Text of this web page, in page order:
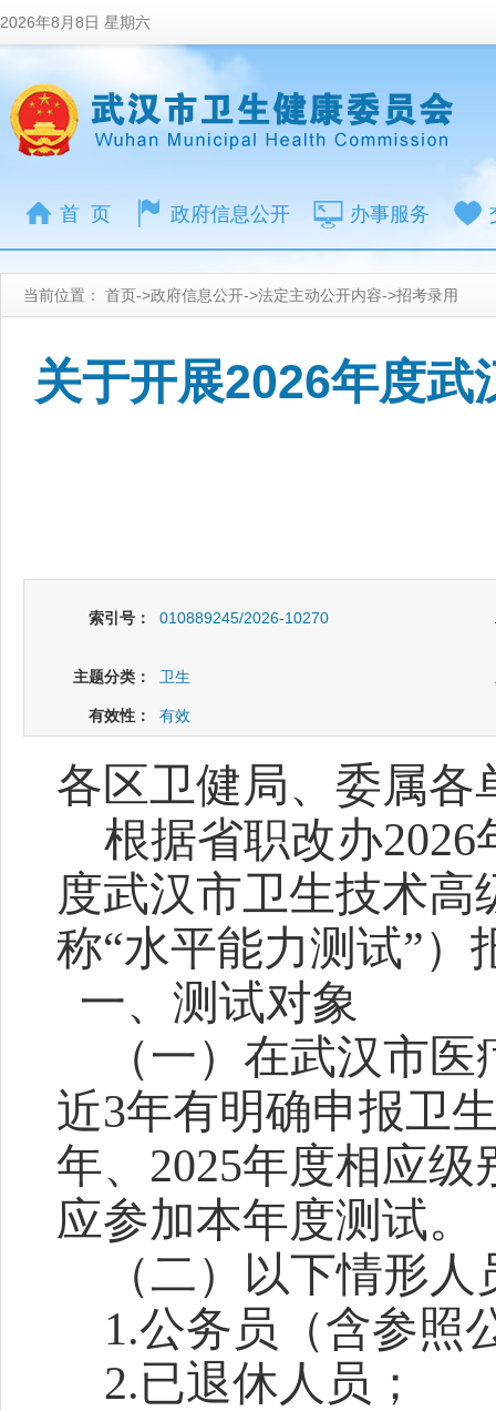
2026年8月8日 星期六
首 页 政府信息公开 办事服务
当前位置： 首页->政府信息公开->法定主动公开内容->招考录用
关于开展2026年度
索引号： 010889245/2026-10270
主题分类： 卫生
有效性： 有效
各区卫健局、委属各
根据省职改办2026
度武汉市卫生技术高
称“水平能力测试”）
一、 测试对象
（一）在武汉市
近3年有明确申报卫
年、2025年度相应
应参加本年度测试。
（二）以下情形
1.公务员（含参照
2.已退休人员；